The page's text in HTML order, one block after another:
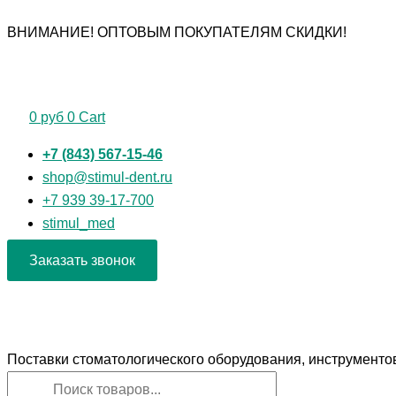
кВНИМАНИЕ! ОПТОВЫМ ПОКУПАТЕЛЯМ СКИДКИ!
0 руб 0 Cart
+7 (843) 567-15-46
shop@stimul-dent.ru
+7 939 39-17-700
stimul_med
Заказать звонок
Поставки стоматологического оборудования,
товаров
товаров
товара
Шар
806.104.001.544.027
прямого
наконечника